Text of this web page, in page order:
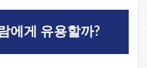
에게 유용할까?